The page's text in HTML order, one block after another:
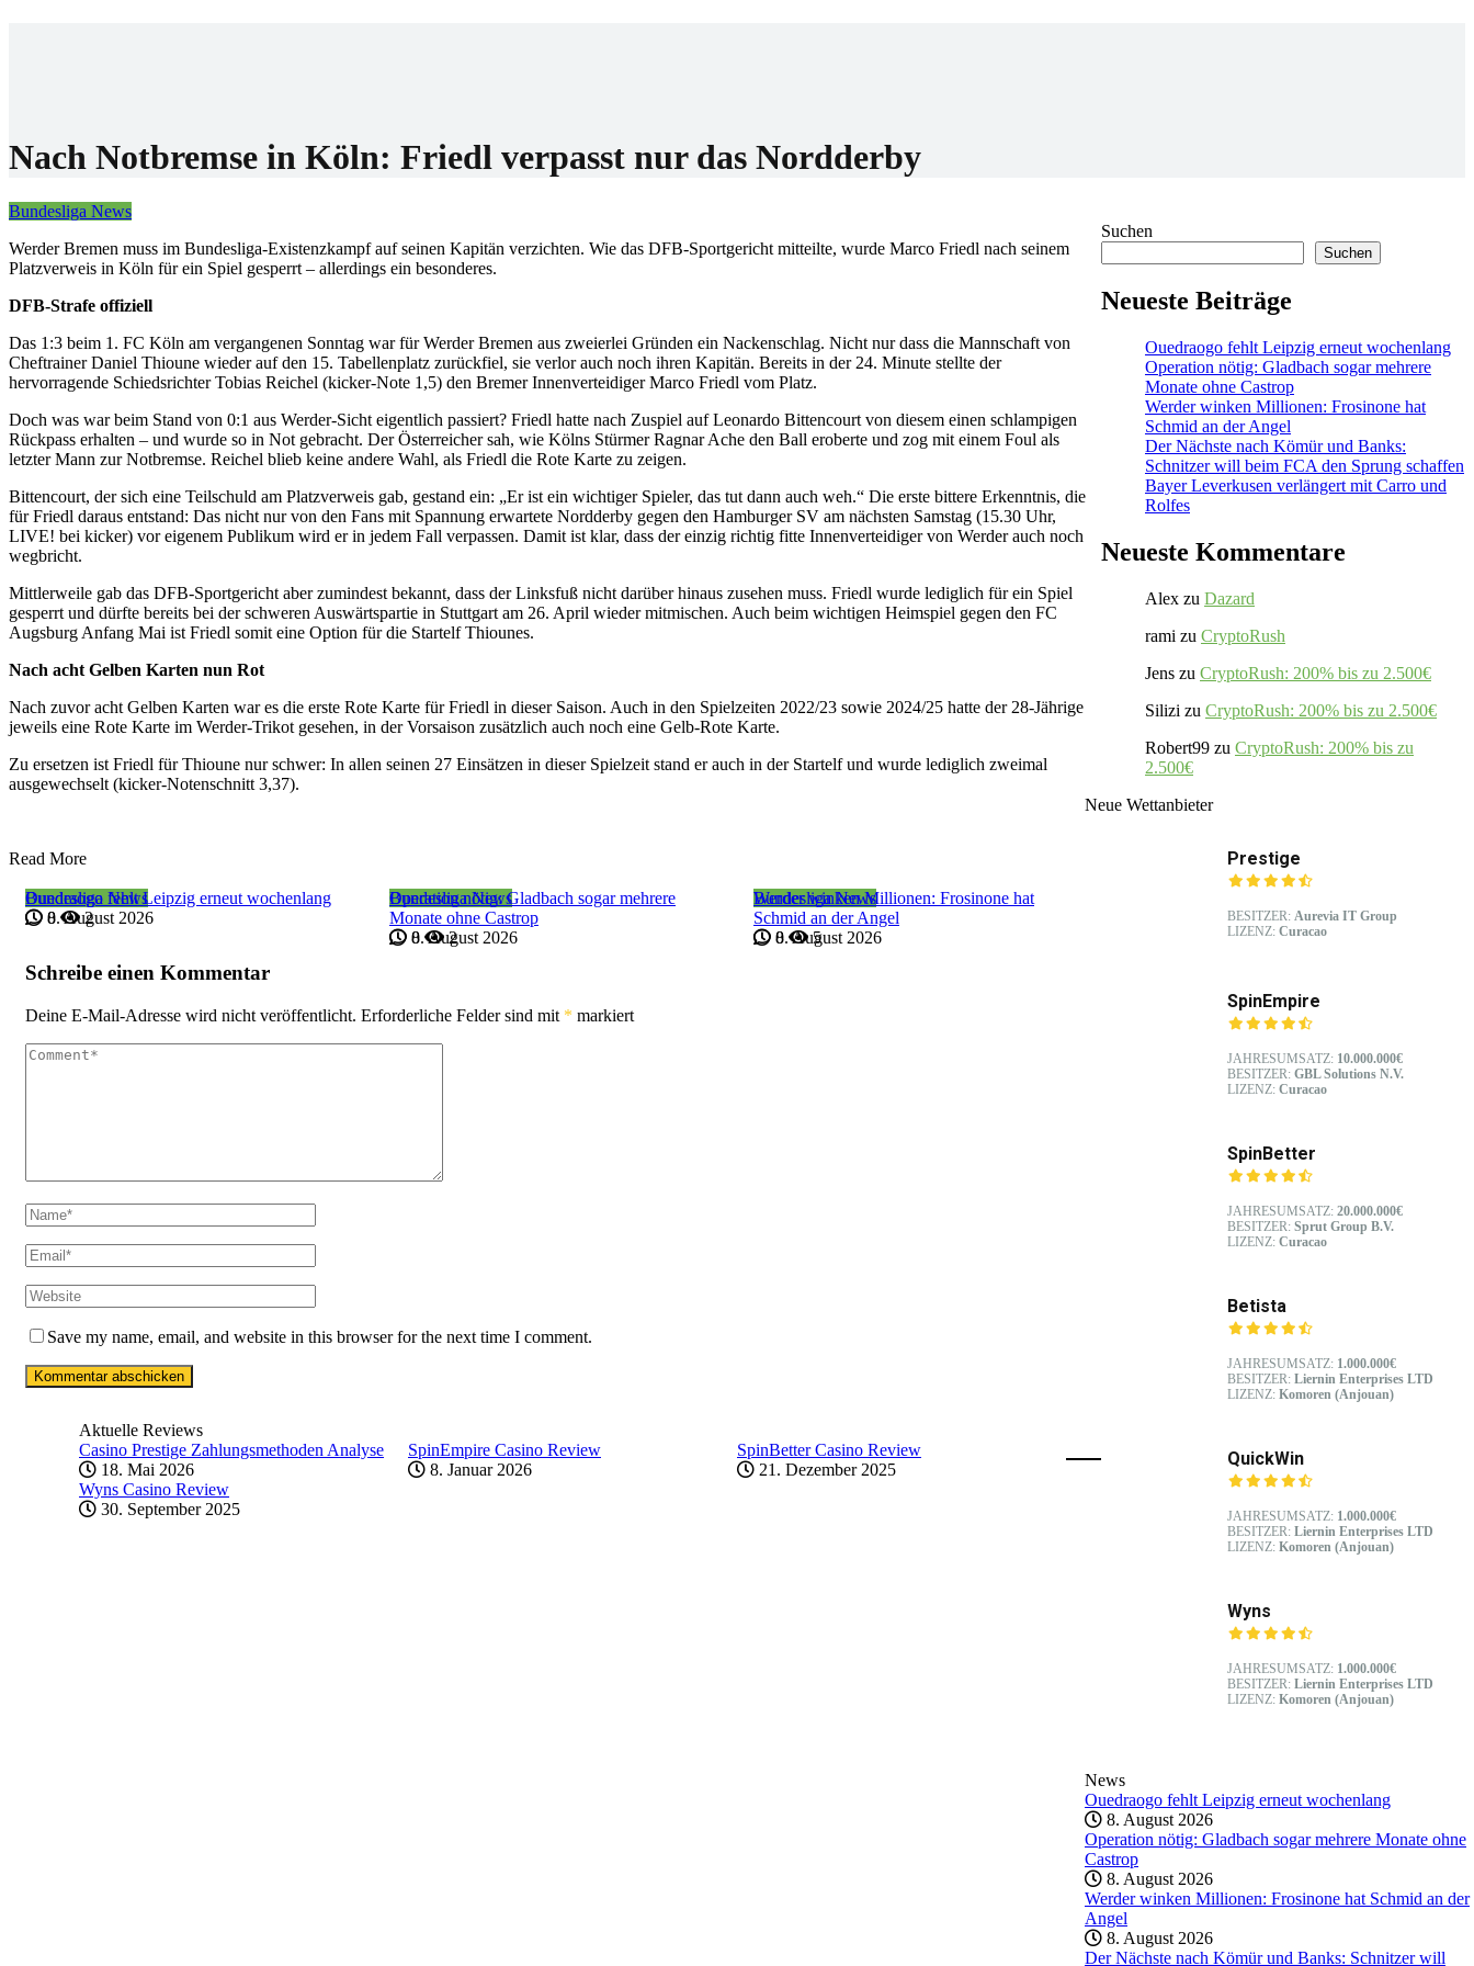
Nach Notbremse in Köln: Friedl verpasst nur das Nordderby
Bundesliga News
Werder Bremen muss im Bundesliga-Existenzkampf auf seinen Kapitän verzichten. Wie das DFB-Sportgericht mitteilte, wurde Marco Friedl nach seinem
Platzverweis in Köln für ein Spiel gesperrt – allerdings ein besonderes.
DFB-Strafe offiziell
Das 1:3 beim 1. FC Köln am vergangenen Sonntag war für Werder Bremen aus zweierlei Gründen ein Nackenschlag. Nicht nur dass die Mannschaft von
Cheftrainer Daniel Thioune wieder auf den 15. Tabellenplatz zurückfiel, sie verlor auch noch ihren Kapitän. Bereits in der 24. Minute stellte der
hervorragende Schiedsrichter Tobias Reichel (kicker-Note 1,5) den Bremer Innenverteidiger Marco Friedl vom Platz.
Doch was war beim Stand von 0:1 aus Werder-Sicht eigentlich passiert? Friedl hatte nach Zuspiel auf Leonardo Bittencourt von diesem einen schlampigen
Rückpass erhalten – und wurde so in Not gebracht. Der Österreicher sah, wie Kölns Stürmer Ragnar Ache den Ball eroberte und zog mit einem Foul als
letzter Mann zur Notbremse. Reichel blieb keine andere Wahl, als Friedl die Rote Karte zu zeigen.
Bittencourt, der sich eine Teilschuld am Platzverweis gab, gestand ein: „Er ist ein wichtiger Spieler, das tut dann auch weh.“ Die erste bittere Erkenntnis, die
für Friedl daraus entstand: Das nicht nur von den Fans mit Spannung erwartete Nordderby gegen den Hamburger SV am nächsten Samstag (15.30 Uhr,
LIVE! bei kicker) vor eigenem Publikum wird er in jedem Fall verpassen. Damit ist klar, dass der einzig richtig fitte Innenverteidiger von Werder auch noch
wegbricht.
Mittlerweile gab das DFB-Sportgericht aber zumindest bekannt, dass der Linksfuß nicht darüber hinaus zusehen muss. Friedl wurde lediglich für ein Spiel
gesperrt und dürfte bereits bei der schweren Auswärtspartie in Stuttgart am 26. April wieder mitmischen. Auch beim wichtigen Heimspiel gegen den FC
Augsburg Anfang Mai ist Friedl somit eine Option für die Startelf Thiounes.
Nach acht Gelben Karten nun Rot
Nach zuvor acht Gelben Karten war es die erste Rote Karte für Friedl in dieser Saison. Auch in den Spielzeiten 2022/23 sowie 2024/25 hatte der 28-Jährige
jeweils eine Rote Karte im Werder-Trikot gesehen, in der Vorsaison zusätzlich auch noch eine Gelb-Rote Karte.
Zu ersetzen ist Friedl für Thioune nur schwer: In allen seinen 27 Einsätzen in dieser Spielzeit stand er auch in der Startelf und wurde lediglich zweimal
ausgewechselt (kicker-Notenschnitt 3,37).
Read More
Bundesliga News
Ouedraogo fehlt Leipzig erneut wochenlang
8. August 2026
0 2
Bundesliga News
Operation nötig: Gladbach sogar mehrere
Monate ohne Castrop
8. August 2026
0 2
Bundesliga News
Werder winken Millionen: Frosinone hat
Schmid an der Angel
8. August 2026
0 5
Schreibe einen Kommentar
Deine E-Mail-Adresse wird nicht veröffentlicht. Erforderliche Felder sind mit * markiert
Save my name, email, and website in this browser for the next time I comment.
Suchen
Suchen
Neueste Beiträge
Ouedraogo fehlt Leipzig erneut wochenlang
Operation nötig: Gladbach sogar mehrere
Monate ohne Castrop
Werder winken Millionen: Frosinone hat
Schmid an der Angel
Der Nächste nach Kömür und Banks:
Schnitzer will beim FCA den Sprung schaffen
Bayer Leverkusen verlängert mit Carro und
Rolfes
Neueste Kommentare
Alex zu Dazard
rami zu CryptoRush
Jens zu CryptoRush: 200% bis zu 2.500€
Silizi zu CryptoRush: 200% bis zu 2.500€
Robert99 zu CryptoRush: 200% bis zu
2.500€
Neue Wettanbieter
Prestige
BESITZER: Aurevia IT Group
LIZENZ: Curacao
SpinEmpire
JAHRESUMSATZ: 10.000.000€
BESITZER: GBL Solutions N.V.
LIZENZ: Curacao
SpinBetter
JAHRESUMSATZ: 20.000.000€
BESITZER: Sprut Group B.V.
LIZENZ: Curacao
Betista
JAHRESUMSATZ: 1.000.000€
BESITZER: Liernin Enterprises LTD
LIZENZ: Komoren (Anjouan)
QuickWin
JAHRESUMSATZ: 1.000.000€
BESITZER: Liernin Enterprises LTD
LIZENZ: Komoren (Anjouan)
Wyns
JAHRESUMSATZ: 1.000.000€
BESITZER: Liernin Enterprises LTD
LIZENZ: Komoren (Anjouan)
News
Ouedraogo fehlt Leipzig erneut wochenlang
8. August 2026
Operation nötig: Gladbach sogar mehrere Monate ohne
Castrop
8. August 2026
Werder winken Millionen: Frosinone hat Schmid an der
Angel
8. August 2026
Der Nächste nach Kömür und Banks: Schnitzer will
Aktuelle Reviews
Casino Prestige Zahlungsmethoden Analyse
18. Mai 2026
SpinEmpire Casino Review
8. Januar 2026
SpinBetter Casino Review
21. Dezember 2025
Wyns Casino Review
30. September 2025